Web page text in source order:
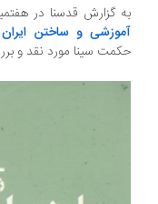
گزارش قدسنا در هفتمین
و ساختن ایران مدرن
سینا مورد نقد و بررسی